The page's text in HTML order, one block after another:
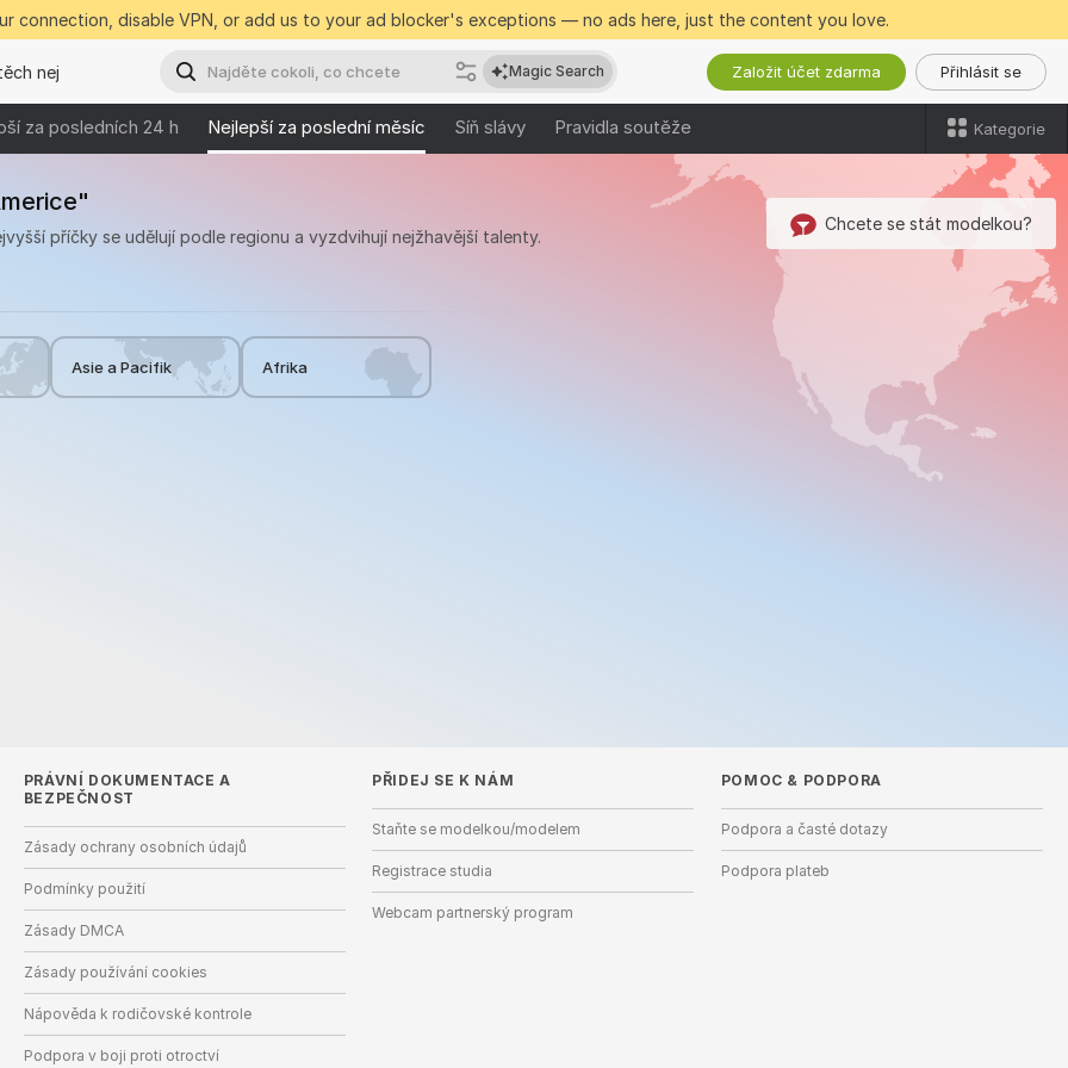
connection, disable VPN, or add us to your ad blocker's exceptions — no ads here, just the content you love.
nej Magic Search Založit účet zdarma Přihlásit se
za posledních 24 h Nejlepší za poslední měsíc Síň slávy Pravidla soutěže Kategorie
příčky se udělují podle regionu a vyzdvihují nejžhavější talenty.
Chcete se stát modelkou?
Asie a Pacifik Afrika
PRÁVNÍ DOKUMENTACE A
BEZPEČNOST
Zásady ochrany osobních údajů
Podmínky použití
Zásady DMCA
Zásady používání cookies
Nápověda k rodičovské kontrole
Podpora v boji proti otroctví
PŘIDEJ SE K NÁM
Staňte se modelkou/modelem
Registrace studia
Webcam partnerský program
POMOC & PODPORA
Podpora a časté dotazy
Podpora plateb